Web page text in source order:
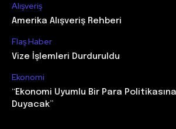
Alışveriş
Amerika Alışveriş Rehberi
Flaş Haber
Vize İşlemleri Durduruldu
Ekonomi
“Ekonomi Uyumlu Bir Para
Duyacak”